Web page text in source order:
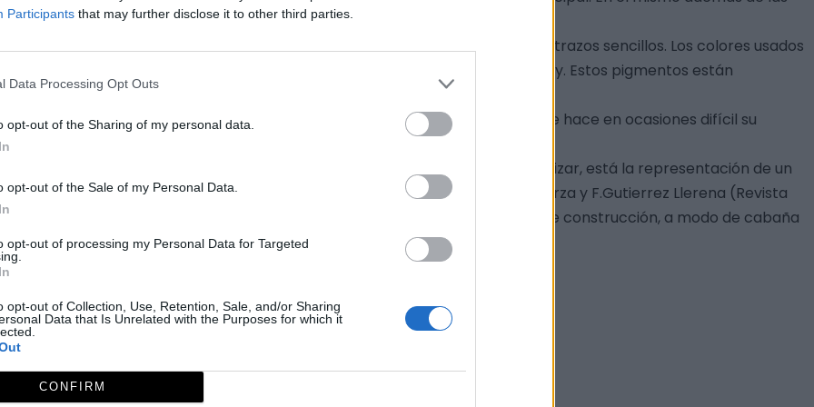
Participants that may further disclose it to other third parties.
Data Processing Opt Outs
opt-out of the Sharing of my personal data.
opt-out of the Sale of my Personal Data.
opt-out of processing my Personal Data for Targeted
opt-out of Collection, Use, Retention, Sale, and/or Sharing
Data that Is Unrelated with the Purposes for which it
CONFIRM
formas circulares...
ya que se ha realizado con tintas planas, monocromático y con trazos sencillos. Los colores usados
la casi totalidad de los hallados en el termino municipal de Cabeza del Buey. Estos pigmentos están
agua u otra grasa o materia resinosa.
a sus rasgos esenciales, en un proceso de abstracción de la realidad, que hace en ocasiones difícil su
religiosos, culturales, territoriales…
roca a la izquierda a unos cuantos metros de la roca central, pero sin señalizar, está la representación de un
Sin ningún parecido en la zona, como apuntan J.A González López-Arza y F.Gutierrez Llerena (Revista
Tomo XLIX), parece representar un árbol hueco, incluso con una especie de construcción, a modo de cabaña